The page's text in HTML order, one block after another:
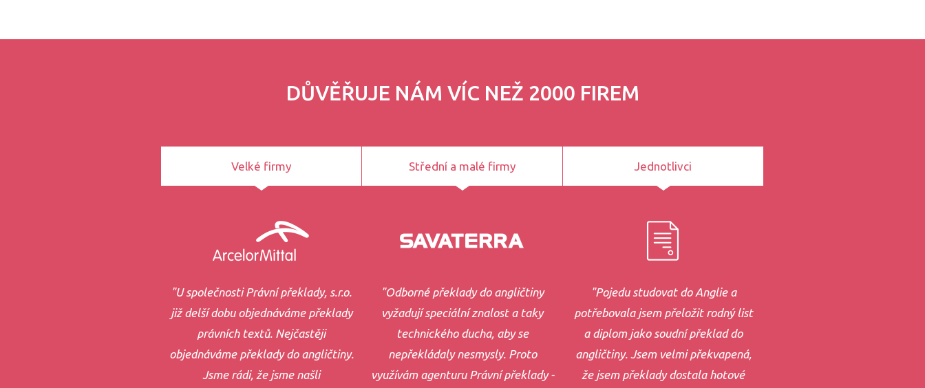
DŮVĚŘUJE NÁM VÍC NEŽ 2000 FIREM
Velké firmy
"U společnosti Právní překlady, s.r.o.
již delší dobu objednáváme překlady
právních textů. Nejčastěji
objednáváme překlady do angličtiny.
Jsme rádi, že jsme našli
Střední a malé firmy
"Odborné překlady do angličtiny
vyžadují speciální znalost a taky
technického ducha, aby se
nepřekládaly nesmysly. Proto
využívám agenturu Právní překlady -
Jednotlivci
"Pojedu studovat do Anglie a
potřebovala jsem přeložit rodný list
a diplom jako soudní překlad do
angličtiny. Jsem velmi překvapená,
že jsem překlady dostala hotové